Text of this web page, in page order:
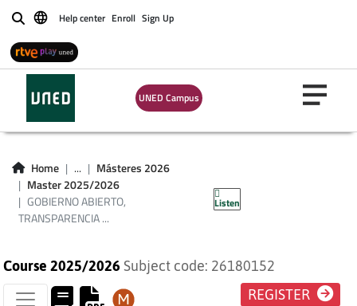
BuscarHelp center Enroll Sign Up
UNED Campus
Home ...
Másteres 2026
Master 2025/2026
GOBIERNO ABIERTO,
TRANSPARENCIA ...
Listen
ABIERTO,
TRANSPARENCIA Y
RENDICIÓN DE
CUENTAS EN LAS
ADMINISTRACIONES
PÚBLICAS
Course 2025/2026 Subject code: 26180152
REGISTER